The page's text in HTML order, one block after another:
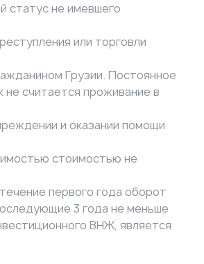
статус не имевшего
или торговли
Грузии. Постоянное
считается проживание в
и оказании помощи
стоимостью не
первого года оборот
3 года не меньше
ВНЖ, является